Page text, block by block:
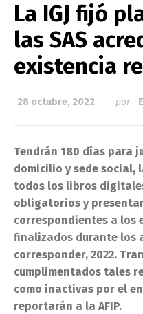
La IGJ fijó
las SAS
existencia
28 octubre, 2022 por
Tendrán 180 días para
domicilio y sede social,
todos los libros
obligatorios y
correspondientes a los
finalizados durante los
corresponder, 2022.
cumplimentados tales
como inactivas por el
reportarán a la AFIP.